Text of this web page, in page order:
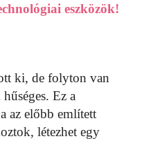
eszközök!
ki, de folyton van
Ez a
az előbb említett
létezhet egy